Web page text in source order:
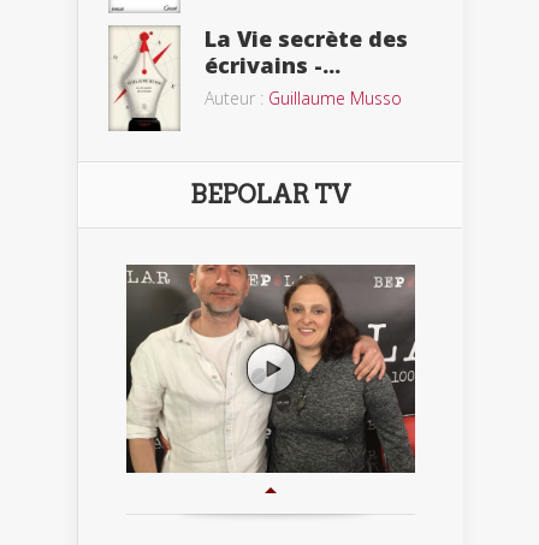
La Vie secrète des
écrivains -...
Auteur : Guillaume Musso
BEPOLAR TV